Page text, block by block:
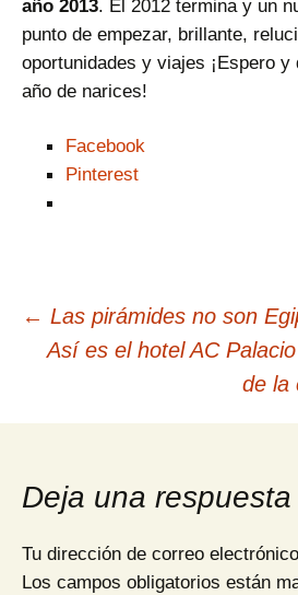
año 2013. El 2012 termina y un
punto de empezar, brillante,
oportunidades y viajes ¡Espero y
año de narices!
Facebook
Pinterest
Navegación
entradas
← Las pirámides no son
Así es el hotel AC
de la
Deja una respuesta
Tu dirección de correo
Los campos obligatorios están